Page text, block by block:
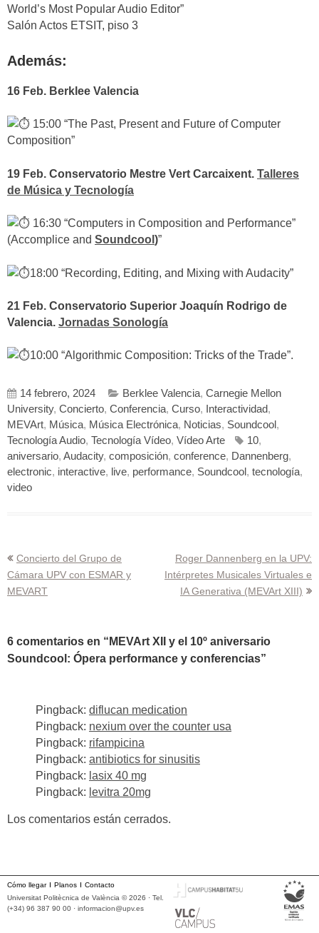
World’s Most Popular Audio Editor”
Salón Actos ETSIT, piso 3
Además:
16 Feb. Berklee Valencia
15:00 “The Past, Present and Future of Computer
Composition”
19 Feb. Conservatorio Mestre Vert Carcaixent. Talleres
de Música y Tecnología
16:30 “Computers in Composition and Performance”
(Accomplice and Soundcool )”
18:00 “Recording, Editing, and Mixing with Audacity”
21 Feb. Conservatorio Superior Joaquín Rodrigo de
Valencia. Jornadas Sonología
10:00 “Algorithmic Composition: Tricks of the Trade”.
14 febrero, 2024 Berklee Valencia, Carnegie Mellon
University, Concierto, Conferencia, Curso, Interactividad,
MEVArt, Música, Música Electrónica, Noticias, Soundcool ,
Tecnología Audio, Tecnología Vídeo, Vídeo Arte 10,
aniversario, Audacity, composición, conference, Dannenberg,
electronic, interactive, live, performance, Soundcool , tecnología,
video
Navegación
de
Concierto del Grupo de
Cámara UPV con ESMAR y
MEVART
Roger Dannenberg en la UPV:
Intérpretes Musicales Virtuales e
IA Generativa (MEVArt XIII)
6 comentarios en “ MEVArt XII y el 10º aniversario
Soundcool: Ópera performance y conferencias”
Pingback: diflucan medication
Pingback: nexium over the counter usa
Pingback: rifampicina
Pingback: antibiotics for sinusitis
Pingback: lasix 40 mg
Pingback: levitra 20mg
Los comentarios están cerrados.
Cómo llegar Planos
Contacto
Universitat Politècnica de València © 2026 · Tel.
(+34) 96 387 90 00 · informacion@upv.es